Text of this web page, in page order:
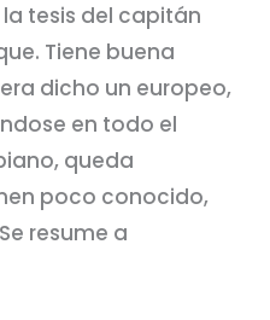
la tesis del capitán
Tiene buena
dicho un europeo,
en todo el
queda
poco conocido,
resume a